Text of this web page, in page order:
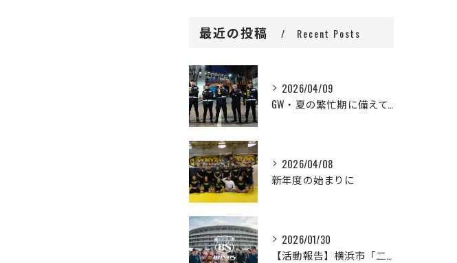
最近の投稿 Recent Posts
2026/04/09
GW・夏の繁忙期に備えて、セキュリティスタッフ大募集！
2026/04/08
新年度の始まりに
2026/01/30
【活動報告】横浜市「二十歳の市民を祝うつどい」の警備完遂と、新成人の門出に寄せて